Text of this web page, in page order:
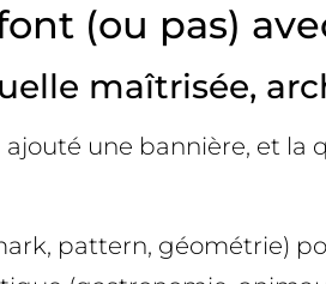
(ou pas)
maîtrisée,
une bannière, et
pattern, géométrie)